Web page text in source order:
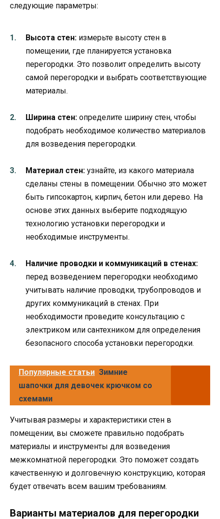
следующие параметры:
Высота стен: измерьте высоту стен в
помещении, где планируется установка
перегородки. Это позволит определить высоту
самой перегородки и выбрать соответствующие
материалы.
Ширина стен: определите ширину стен, чтобы
подобрать необходимое количество материалов
для возведения перегородки.
Материал стен: узнайте, из какого материала
сделаны стены в помещении. Обычно это может
быть гипсокартон, кирпич, бетон или дерево. На
основе этих данных выберите подходящую
технологию установки перегородки и
необходимые инструменты.
Наличие проводки и коммуникаций в стенах:
перед возведением перегородки необходимо
учитывать наличие проводки, трубопроводов и
других коммуникаций в стенах. При
необходимости проведите консультацию с
электриком или сантехником для определения
безопасного способа установки перегородки.
Популярные статьи Зимние
шапочки для девочек крючком со
схемами
Учитывая размеры и характеристики стен в
помещении, вы сможете правильно подобрать
материалы и инструменты для возведения
межкомнатной перегородки. Это поможет создать
качественную и долговечную конструкцию, которая
будет отвечать всем вашим требованиям.
Варианты материалов для перегородки